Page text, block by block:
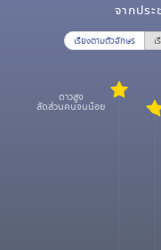
จากประ
เรียงตามตัวอักษร
ดาวสูง
สัดส่วนคนจนน้อย